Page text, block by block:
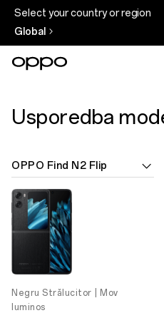
Select your country or region
Global
Usporedba
OPPO Find N2 Flip
Negru Strălucitor |
Mov
luminos